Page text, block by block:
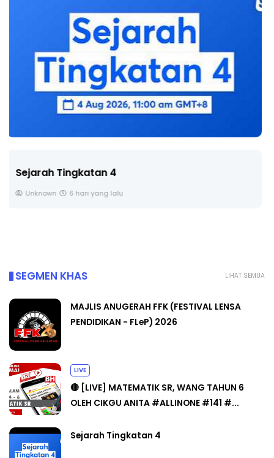
LIVE
🔴 [LIVE] PRINSIP PERAKAUNAN, BEDAH TUNTAS
LIHAT SEMUA
SEGMEN KHAS
MAJLIS ANUGERAH FFK (FESTIVAL LENSA
PENDIDIKAN - FLeP) 2026
LIVE
🔴 [LIVE] MATEMATIK SR, WANG TAHUN 6
OLEH CIKGU ANITA #ALLINONE #141 #...
Sejarah Tingkatan 4